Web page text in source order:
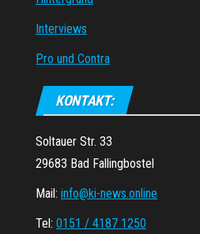
Interviews
Pro und Contra
KONTAKT:
Soltauer Str. 33
29683 Bad Fallingbostel
Mail: info@ki-news.online
Tel: 0151 / 4187 1250